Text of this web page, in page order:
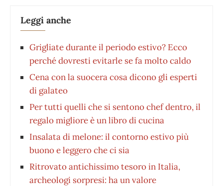
Leggi anche
Grigliate durante il periodo estivo? Ecco
perché dovresti evitarle se fa molto caldo
Cena con la suocera cosa dicono gli esperti
di galateo
Per tutti quelli che si sentono chef dentro, il
regalo migliore è un libro di cucina
Insalata di melone: il contorno estivo più
buono e leggero che ci sia
Ritrovato antichissimo tesoro in Italia,
archeologi sorpresi: ha un valore